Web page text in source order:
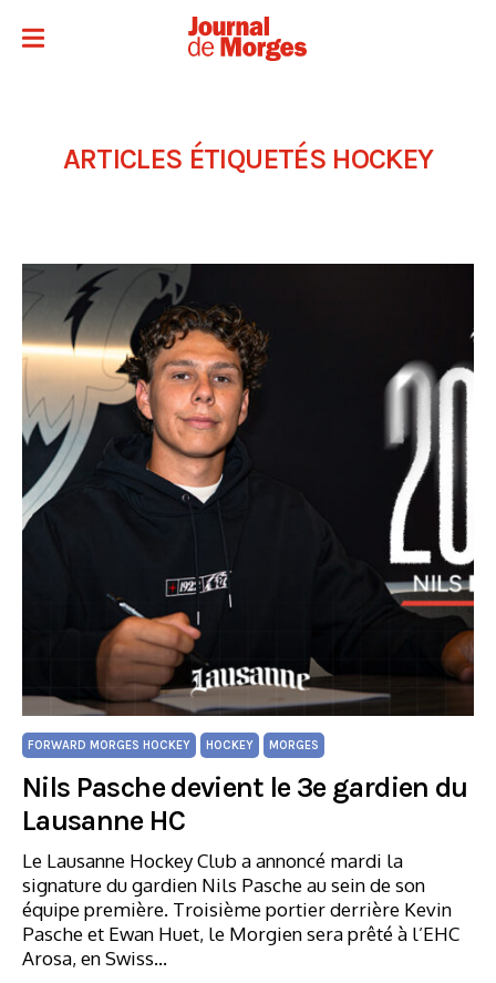
ARTICLES ÉTIQUETÉS HOCKEY
FORWARD MORGES HOCKEY HOCKEY MORGES
Nils Pasche devient le 3e gardien du
Lausanne HC
Le Lausanne Hockey Club a annoncé mardi la
signature du gardien Nils Pasche au sein de son
équipe première. Troisième portier derrière Kevin
Pasche et Ewan Huet, le Morgien sera prêté à l’EHC
Arosa, en Swiss…